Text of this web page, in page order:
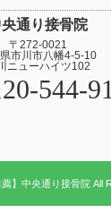
央通り接骨院
〒272-0021
市川市八幡4-5-10
ニューハイツ102
544-
】中央通り接骨院 All